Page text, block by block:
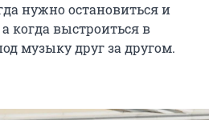
нужно остановиться и
когда выстроиться в
музыку друг за другом.